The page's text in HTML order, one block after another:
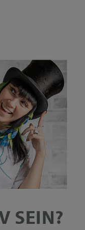
SEIN?